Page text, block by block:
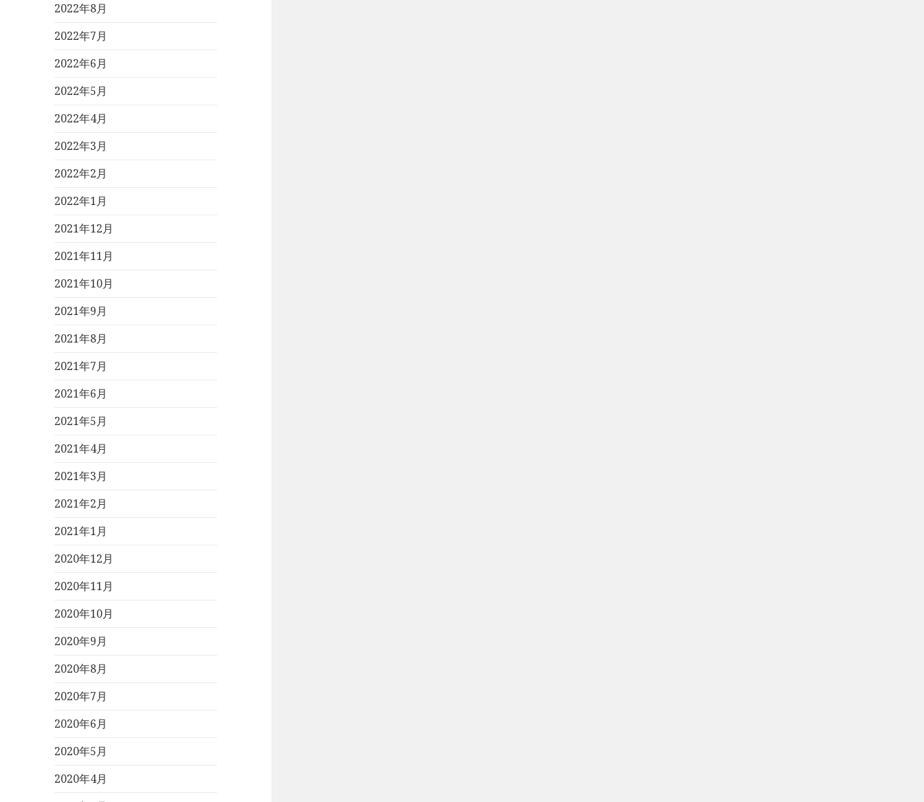
2022年8月
2022年7月
2022年6月
2022年5月
2022年4月
2022年3月
2022年2月
2022年1月
2021年12月
2021年11月
2021年10月
2021年9月
2021年8月
2021年7月
2021年6月
2021年5月
2021年4月
2021年3月
2021年2月
2021年1月
2020年12月
2020年11月
2020年10月
2020年9月
2020年8月
2020年7月
2020年6月
2020年5月
2020年4月